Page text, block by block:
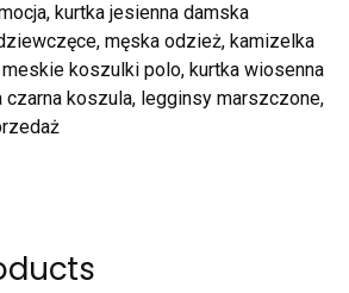
kurtka jesienna damska
męska odzież, kamizelka
koszulki polo, kurtka wiosenna
czarna koszula, legginsy marszczone,